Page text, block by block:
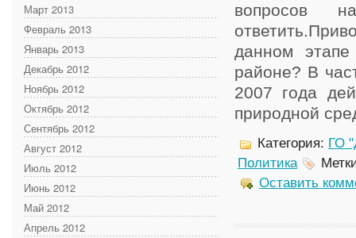
Март 2013
Февраль 2013
Январь 2013
Декабрь 2012
Ноябрь 2012
Октябрь 2012
Сентябрь 2012
Август 2012
Июль 2012
Июнь 2012
Май 2012
Апрель 2012
вопросов
данном
районе? В
2007 года
природной
Категория: ГО
Политика
Оставить